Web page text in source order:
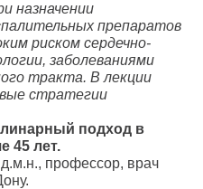
назначении
препаратов
риском сердечно-
заболеваниями
тракта. В лекции
стратегии
подход в
45 лет.
профессор, врач